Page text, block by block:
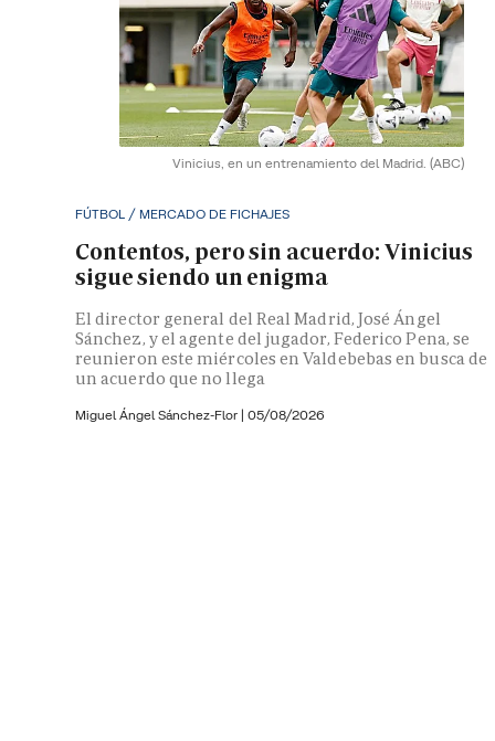
Vinicius, en un entrenamiento del Madrid. (ABC)
FÚTBOL / MERCADO DE FICHAJES
Contentos, pero sin acuerdo: Vinicius
sigue siendo un enigma
El director general del Real Madrid, José Ángel
Sánchez, y el agente del jugador, Federico Pena, se
reunieron este miércoles en Valdebebas en busca de
un acuerdo que no llega
Miguel Ángel Sánchez-Flor | 05/08/2026